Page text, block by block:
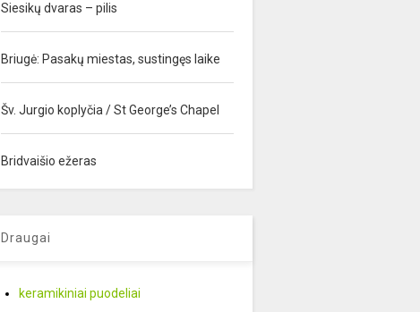
Siesikų dvaras – pilis
Briugė: Pasakų miestas, sustingęs laike
Šv. Jurgio koplyčia / St George’s Chapel
Bridvaišio ežeras
Draugai
keramikiniai puodeliai